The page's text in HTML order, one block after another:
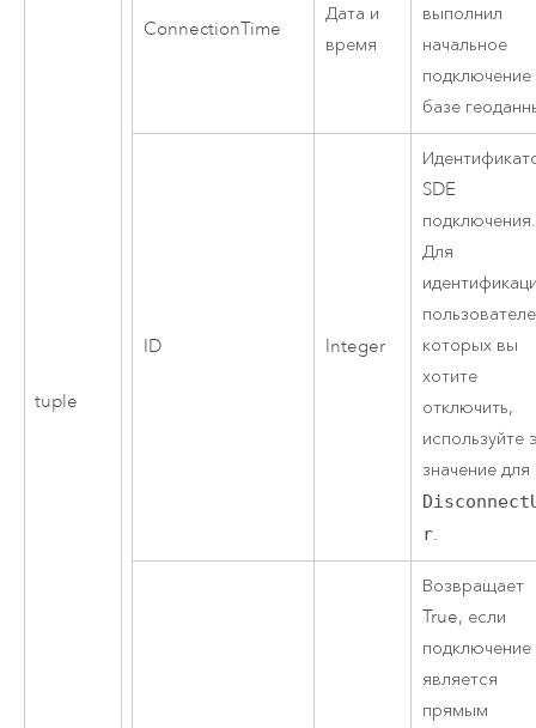
tuple
ConnectionTime
Дата и
время
выполнил
начальное
подключение
базе
ID Integer
SDE
подключения.
Для
которых вы
хотите
отключить,
используйте
значение для
r.
Возвращает
True, если
подключение
является
прямым